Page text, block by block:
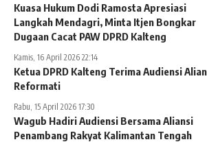
Kuasa Hukum Dodi Ramosta Apresiasi
Langkah Mendagri, Minta Itjen Bongkar
Dugaan Cacat PAW DPRD Kalteng
Kamis, 16 April 2026 22:14
Ketua DPRD Kalteng Terima Audiensi
Reformati
Rabu, 15 April 2026 17:30
Wagub Hadiri Audiensi Bersama Aliansi
Penambang Rakyat Kalimantan Tengah